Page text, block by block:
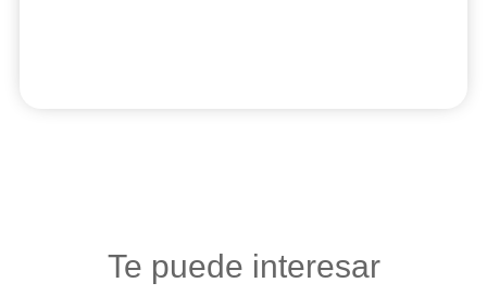
Te puede interesar